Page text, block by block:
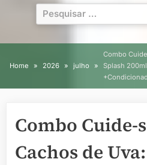
Pesquisar
por:
Home 2026 julho
Combo
Splash
Combo Cuide-
Cachos de